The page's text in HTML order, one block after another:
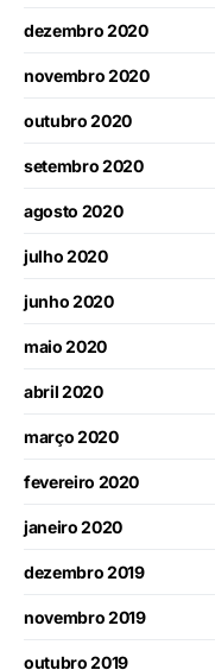
dezembro 2020
novembro 2020
outubro 2020
setembro 2020
agosto 2020
julho 2020
junho 2020
maio 2020
abril 2020
março 2020
fevereiro 2020
janeiro 2020
dezembro 2019
novembro 2019
outubro 2019